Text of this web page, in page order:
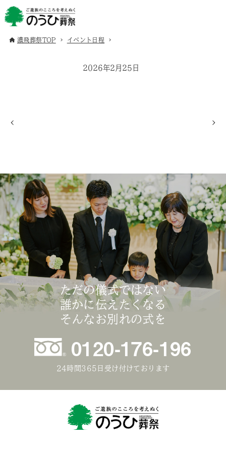
濃飛葬祭TOP イベント日程
2026年2月25日
ただの儀式ではない
誰かに伝えたくなる
そんなお別れの式を
0120-176-196
24時間365日受け付けております